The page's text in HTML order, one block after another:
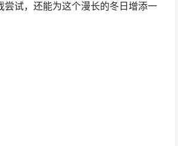
试，还能为这个漫长的冬日增添一